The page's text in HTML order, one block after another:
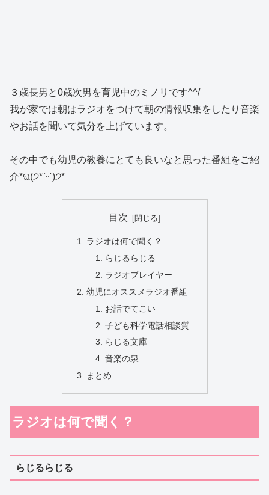
３歳長男と0歳次男を育児中のミノリです^^/
我が家では朝はラジオをつけて朝の情報収集をしたり音楽
やお話を聞いて気分を上げています。
その中でも幼児の教養にとても良いなと思った番組をご紹
介*ଘ(੭*ˊᵕˋ)੭*
目次
ラジオは何で聞く？
らじるらじる
ラジオプレイヤー
幼児にオススメラジオ番組
お話でてこい
子ども科学電話相談質
らじる文庫
音楽の泉
まとめ
ラジオは何で聞く？
らじるらじる